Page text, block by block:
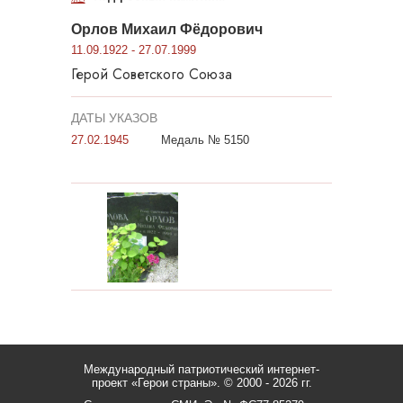
Орлов Михаил Фёдорович
11.09.1922 - 27.07.1999
Герой Советского Союза
ДАТЫ УКАЗОВ
27.02.1945 Медаль № 5150
Международный патриотический интернет-
проект «Герои страны». © 2000 - 2026 гг.